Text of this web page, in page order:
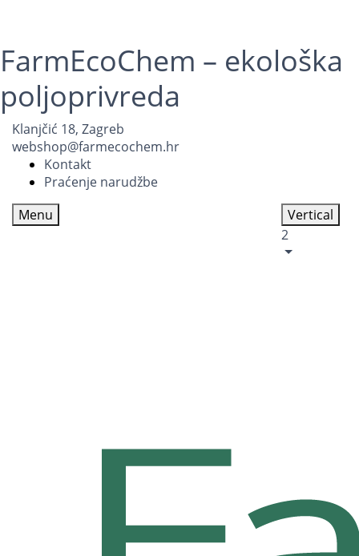
FarmEcoChem – ekološka
poljoprivreda
Klanjčić 18, Zagreb
webshop@farmecochem.hr
Kontakt
Praćenje narudžbe
Menu
Vertical
2